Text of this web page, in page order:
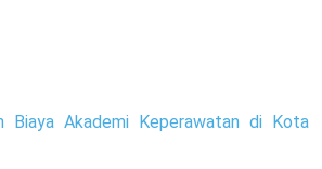
Biaya Akademi Keperawatan di Kota